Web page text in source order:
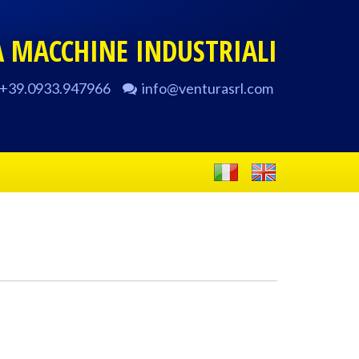
MACCHINE INDUSTRIALI
+39.0933.947966
E-info@venturasrl.com
ITALIANOENGLISH